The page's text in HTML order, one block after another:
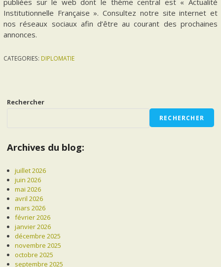
publiées sur le web dont le thème central est « Actualité
Institutionnelle Française ». Consultez notre site internet et
nos réseaux sociaux afin d’être au courant des prochaines
annonces.
CATEGORIES: DIPLOMATIE
Rechercher
RECHERCHER
Archives du blog:
juillet 2026
juin 2026
mai 2026
avril 2026
mars 2026
février 2026
janvier 2026
décembre 2025
novembre 2025
octobre 2025
septembre 2025